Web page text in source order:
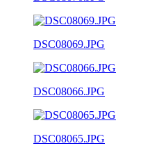
DSC08069.JPG
DSC08066.JPG
DSC08065.JPG